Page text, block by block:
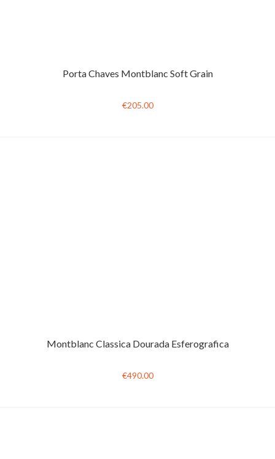
Porta Chaves Montblanc Soft Grain
€205.00
Montblanc Classica Dourada Esferografica
€490.00